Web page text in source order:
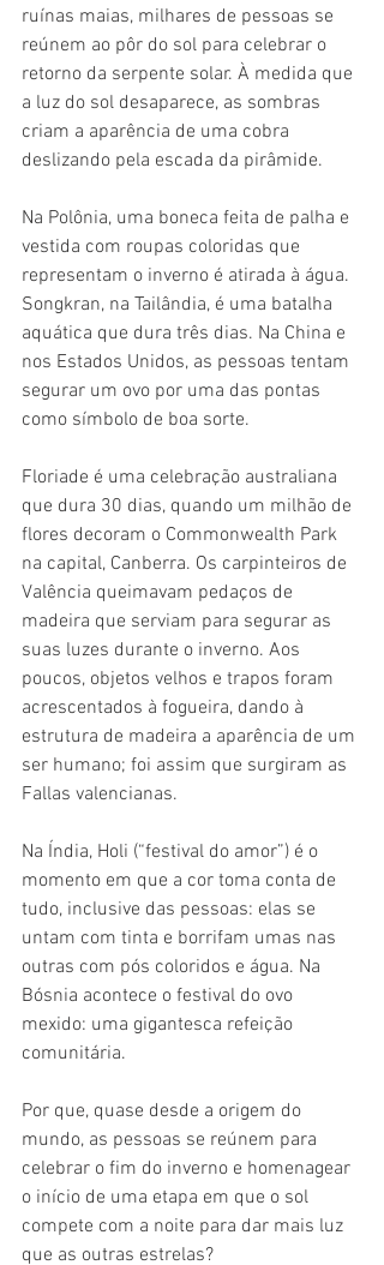
ruínas maias, milhares de pessoas se
reúnem ao pôr do sol para celebrar o
retorno da serpente solar. À medida que
a luz do sol desaparece, as sombras
criam a aparência de uma cobra
deslizando pela escada da pirâmide.
Na Polônia, uma boneca feita de palha e
vestida com roupas coloridas que
representam o inverno é atirada à água.
Songkran, na Tailândia, é uma batalha
aquática que dura três dias. Na China e
nos Estados Unidos, as pessoas tentam
segurar um ovo por uma das pontas
como símbolo de boa sorte.
Floriade é uma celebração australiana
que dura 30 dias, quando um milhão de
flores decoram o Commonwealth Park
na capital, Canberra. Os carpinteiros de
Valência queimavam pedaços de
madeira que serviam para segurar as
suas luzes durante o inverno. Aos
poucos, objetos velhos e trapos foram
acrescentados à fogueira, dando à
estrutura de madeira a aparência de um
ser humano; foi assim que surgiram as
Fallas valencianas.
Na Índia, Holi (“festival do amor”) é o
momento em que a cor toma conta de
tudo, inclusive das pessoas: elas se
untam com tinta e borrifam umas nas
outras com pós coloridos e água. Na
Bósnia acontece o festival do ovo
mexido: uma gigantesca refeição
comunitária.
Por que, quase desde a origem do
mundo, as pessoas se reúnem para
celebrar o fim do inverno e homenagear
o início de uma etapa em que o sol
compete com a noite para dar mais luz
que as outras estrelas?